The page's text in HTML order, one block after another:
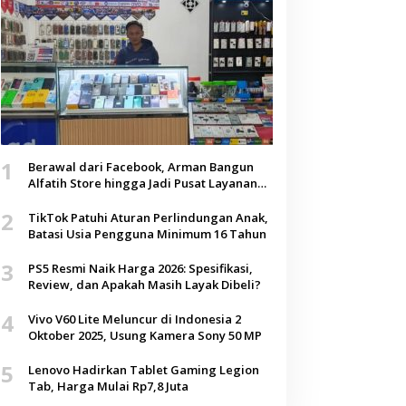
1
Berawal dari Facebook, Arman Bangun
Alfatih Store hingga Jadi Pusat Layanan
2
TikTok Patuhi Aturan Perlindungan Anak,
Batasi Usia Pengguna Minimum 16 Tahun
3
PS5 Resmi Naik Harga 2026: Spesifikasi,
Review, dan Apakah Masih Layak Dibeli?
4
Vivo V60 Lite Meluncur di Indonesia 2
Oktober 2025, Usung Kamera Sony 50 MP
5
Lenovo Hadirkan Tablet Gaming Legion
Tab, Harga Mulai Rp7,8 Juta